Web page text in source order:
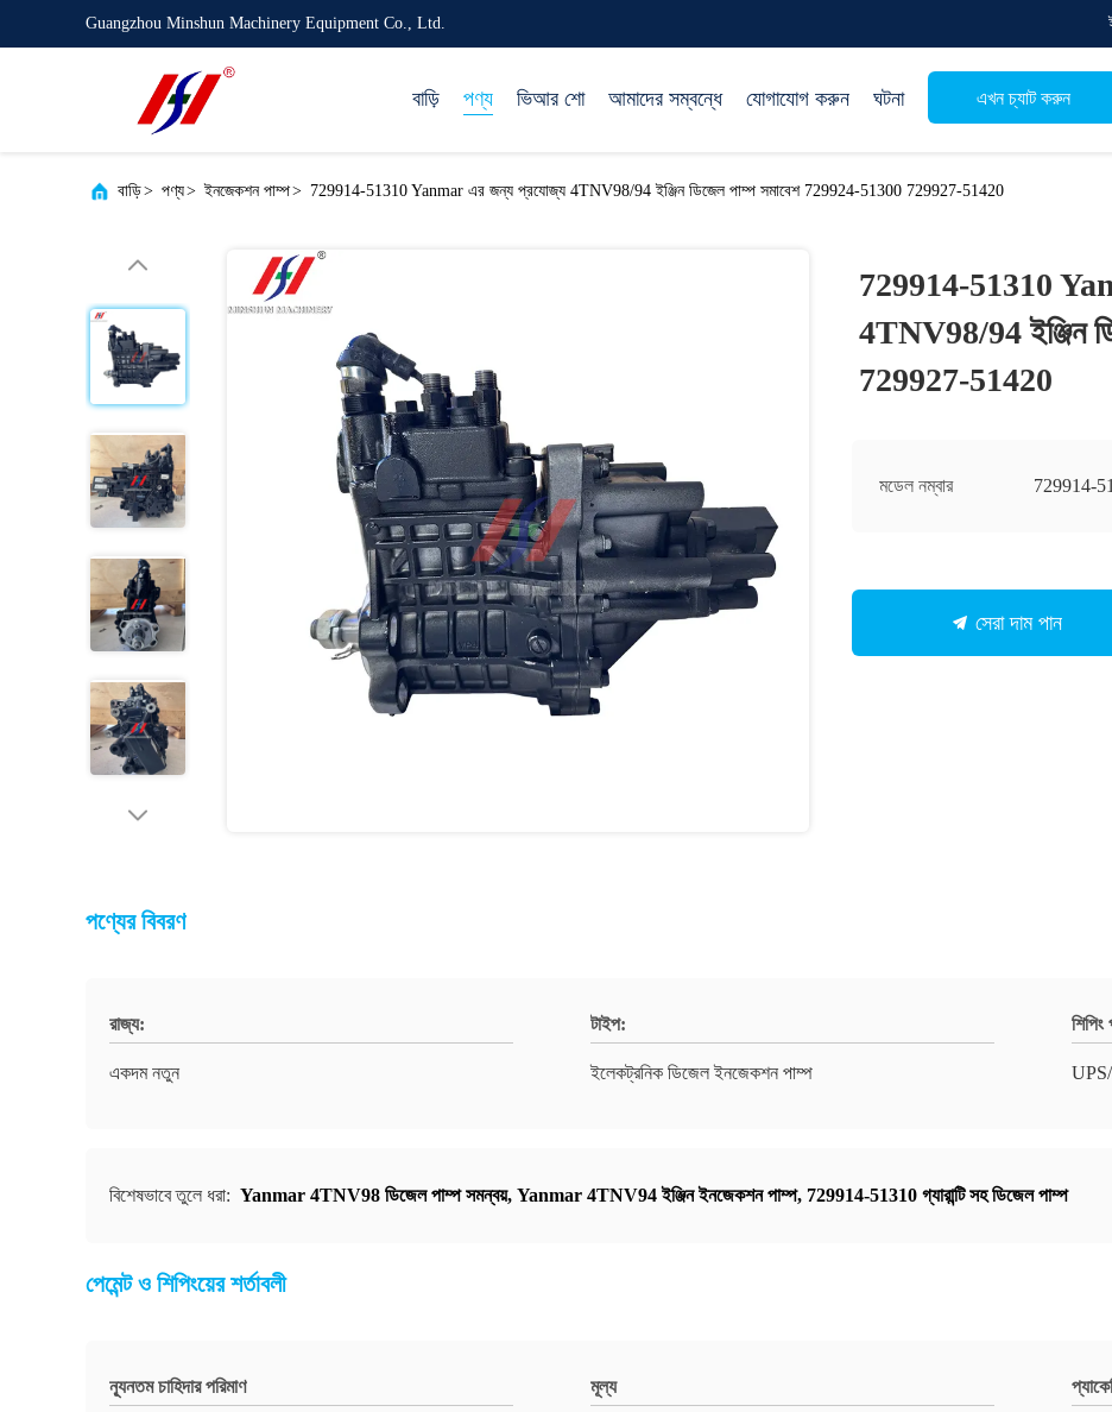
Guangzhou Minshun Machinery Equipment Co., Ltd.
বাড়ি পণ্য ভিআর শো আমাদের সম্বন্ধে যোগাযোগ করুন ঘটনা এখন চ্যাট করুন
বাড়ি> পণ্য> ইনজেকশন পাম্প> 729914-51310 Yanmar এর জন্য প্রযোজ্য 4TNV98/94 ইঞ্জিন ডিজেল পাম্প সমাবেশ 729924-51300 729927-51420
729914-51310
4TNV98/94 ইঞ্জিন
729927-51420
মডেল নম্বার 729914-
সেরা দাম পান
পণ্যের বিবরণ
রাজ্য:
একদম নতুন
টাইপ:
ইলেকট্রনিক ডিজেল ইনজেকশন পাম্প
বিশেষভাবে তুলে ধরা: Yanmar 4TNV98 ডিজেল পাম্প সমন্বয়, Yanmar 4TNV94 ইঞ্জিন ইনজেকশন পাম্প, 729914-51310 গ্যারান্টি সহ ডিজেল পাম্প
পেমেন্ট ও শিপিংয়ের শর্তাবলী
ন্যূনতম চাহিদার পরিমাণ মূল্য